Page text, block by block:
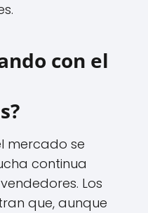
con el
mercado se
continua
Los
que, aunque